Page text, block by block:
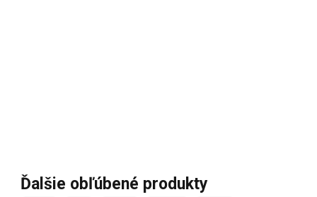
Ďalšie obľúbené produkty